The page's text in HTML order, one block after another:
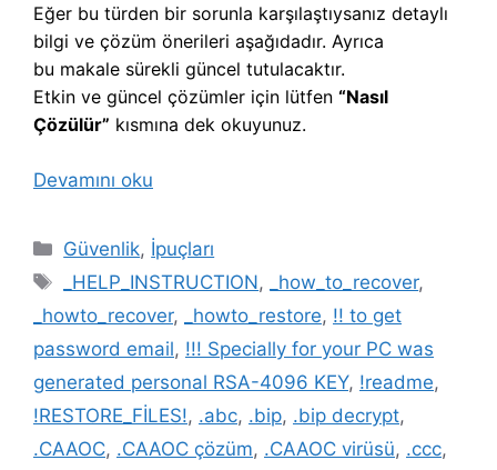
Eğer bu türden bir sorunla karşılaştıysanız detaylı
bilgi ve çözüm önerileri aşağıdadır. Ayrıca
bu makale sürekli güncel tutulacaktır.
Etkin ve güncel çözümler için lütfen “Nasıl
Çözülür” kısmına dek okuyunuz.
Devamını oku
Kategoriler
Güvenlik, İpuçları
Etiketler
_HELP_INSTRUCTION, _how_to_recover,
_howto_recover, _howto_restore, !! to get
password email, !!! Specially for your PC was
generated personal RSA-4096 KEY, !readme,
!RESTORE_FİLES!, .abc, .bip, .bip decrypt,
.CAAOC, .CAAOC çözüm, .CAAOC virüsü, .ccc,